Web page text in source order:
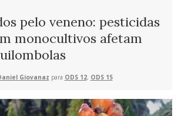
pelo veneno: pesticidas
monocultivos afetam
Giovanaz para ODS 12, ODS 15